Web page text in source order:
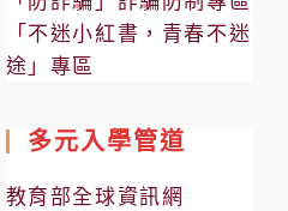
「不迷小紅書，青春不迷
途」專區
多元入學管道
教育部全球資訊網